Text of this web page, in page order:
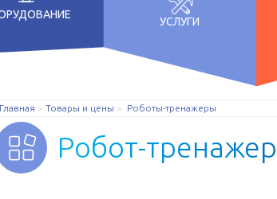
УСЛУГИ
Главная Товары и цены Роботы-тренажеры
Робот-тренажер